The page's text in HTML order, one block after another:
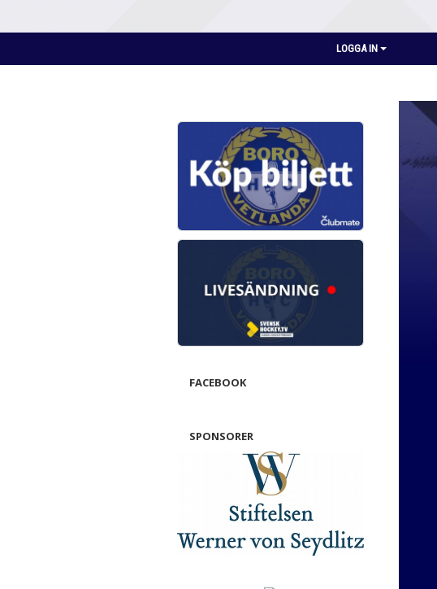
LOGGA IN
FACEBOOK
SPONSORER